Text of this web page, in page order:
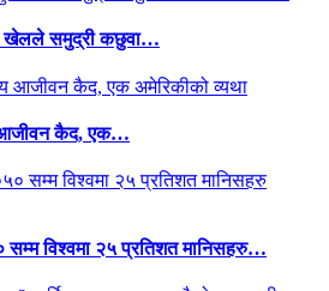
खेलले समुद्री कछुवा…
आजीवन कैद, एक…
विश्वमा २५ प्रतिशत मानिसहरु…